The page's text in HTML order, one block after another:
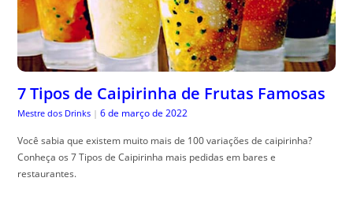
7 Tipos de Caipirinha de Frutas Famosas
Mestre dos Drinks | 6 de março de 2022
Você sabia que existem muito mais de 100 variações de caipirinha?
Conheça os 7 Tipos de Caipirinha mais pedidas em bares e
restaurantes.